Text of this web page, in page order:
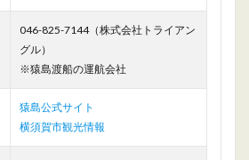
046-825-7144（株式会社トライアン
グル）
※猿島渡船の運航会社
猿島公式サイ ト
横須賀市観光情報